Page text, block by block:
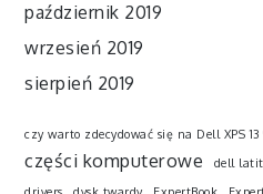
październik 2019
wrzesień 2019
sierpień 2019
czy warto zdecydować się na Dell XPS 13
części komputerowe dell